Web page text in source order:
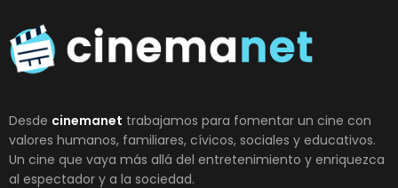
Desde cinemanet trabajamos para fomentar un cine con
valores humanos, familiares, cívicos, sociales y educativos.
Un cine que vaya más allá del entretenimiento y enriquezca
al espectador y a la sociedad.